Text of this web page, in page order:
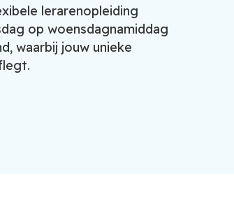
lerarenopleiding
op woensdagnamiddag
waarbij jouw unieke